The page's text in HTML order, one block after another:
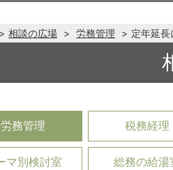
相談の広場 労務管理 定年延
労務管理 税務経理
マ別検討室 総務の給湯